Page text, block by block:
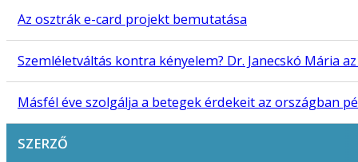
Az osztrák e-card projekt bemutatása
Szemléletváltás kontra kényelem? Dr. Janecskó Mária
Másfél éve szolgálja a betegek érdekeit az országban
SZERZŐ